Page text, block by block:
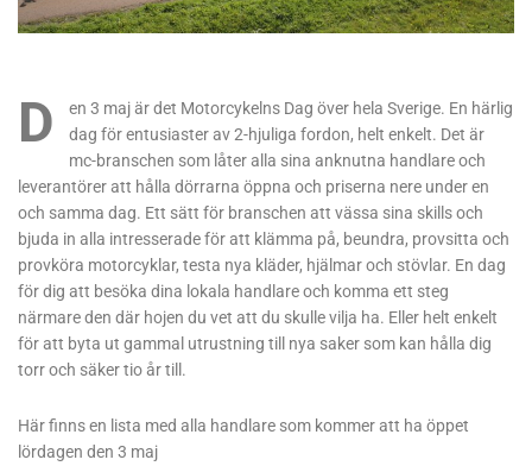
D
en 3 maj är det Motorcykelns Dag över hela Sverige. En härlig
dag för entusiaster av 2-hjuliga fordon, helt enkelt. Det är
mc-branschen som låter alla sina anknutna handlare och
leverantörer att hålla dörrarna öppna och priserna nere under en
och samma dag. Ett sätt för branschen att vässa sina skills och
bjuda in alla intresserade för att klämma på, beundra, provsitta och
provköra motorcyklar, testa nya kläder, hjälmar och stövlar. En dag
för dig att besöka dina lokala handlare och komma ett steg
närmare den där hojen du vet att du skulle vilja ha. Eller helt enkelt
för att byta ut gammal utrustning till nya saker som kan hålla dig
torr och säker tio år till.
Här finns en lista med alla handlare som kommer att ha öppet
lördagen den 3 maj